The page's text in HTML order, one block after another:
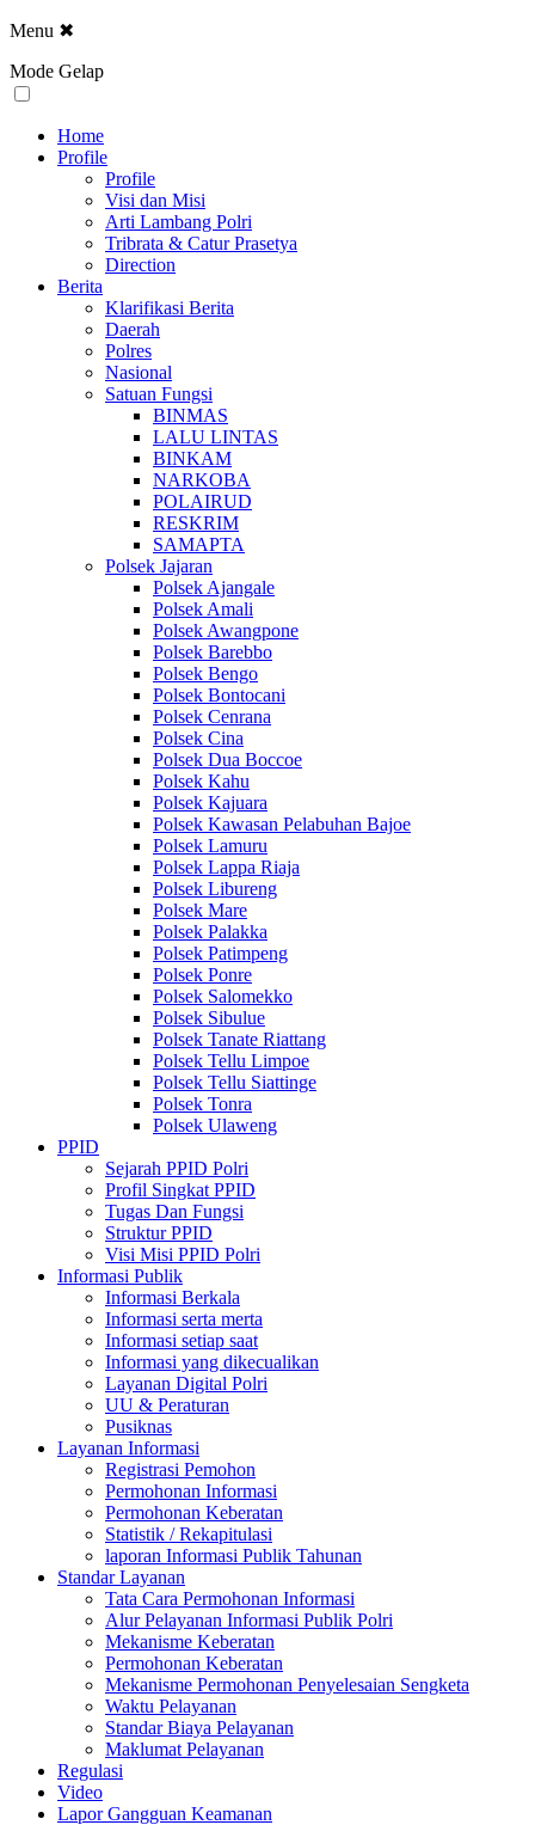
Menu ✖
Mode Gelap
Home
Profile
Profile
Visi dan Misi
Arti Lambang Polri
Tribrata & Catur Prasetya
Direction
Berita
Klarifikasi Berita
Daerah
Polres
Nasional
Satuan Fungsi
BINMAS
LALU LINTAS
BINKAM
NARKOBA
POLAIRUD
RESKRIM
SAMAPTA
Polsek Jajaran
Polsek Ajangale
Polsek Amali
Polsek Awangpone
Polsek Barebbo
Polsek Bengo
Polsek Bontocani
Polsek Cenrana
Polsek Cina
Polsek Dua Boccoe
Polsek Kahu
Polsek Kajuara
Polsek Kawasan Pelabuhan Bajoe
Polsek Lamuru
Polsek Lappa Riaja
Polsek Libureng
Polsek Mare
Polsek Palakka
Polsek Patimpeng
Polsek Ponre
Polsek Salomekko
Polsek Sibulue
Polsek Tanate Riattang
Polsek Tellu Limpoe
Polsek Tellu Siattinge
Polsek Tonra
Polsek Ulaweng
PPID
Sejarah PPID Polri
Profil Singkat PPID
Tugas Dan Fungsi
Struktur PPID
Visi Misi PPID Polri
Informasi Publik
Informasi Berkala
Informasi serta merta
Informasi setiap saat
Informasi yang dikecualikan
Layanan Digital Polri
UU & Peraturan
Pusiknas
Layanan Informasi
Registrasi Pemohon
Permohonan Informasi
Permohonan Keberatan
Statistik / Rekapitulasi
laporan Informasi Publik Tahunan
Standar Layanan
Tata Cara Permohonan Informasi
Alur Pelayanan Informasi Publik Polri
Mekanisme Keberatan
Permohonan Keberatan
Mekanisme Permohonan Penyelesaian Sengketa
Waktu Pelayanan
Standar Biaya Pelayanan
Maklumat Pelayanan
Regulasi
Video
Lapor Gangguan Keamanan